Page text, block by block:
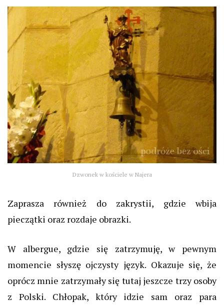
Dzwonek w kościele w Najera
Zaprasza również do zakrystii, gdzie wbija
pieczątki oraz rozdaje obrazki.
W albergue, gdzie się zatrzymuję, w pewnym
momencie słyszę ojczysty język. Okazuje się, że
oprócz mnie zatrzymały się tutaj jeszcze trzy osoby
z Polski. Chłopak, który idzie sam oraz para